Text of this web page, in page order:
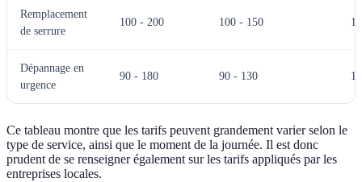
Remplacement
de serrure
100 - 200 100 - 150
Dépannage en
urgence
90 - 180 90 - 130
Ce tableau montre que les tarifs peuvent grandement varier selon le
type de service, ainsi que le moment de la journée. Il est donc
prudent de se renseigner également sur les tarifs appliqués par les
entreprises locales.